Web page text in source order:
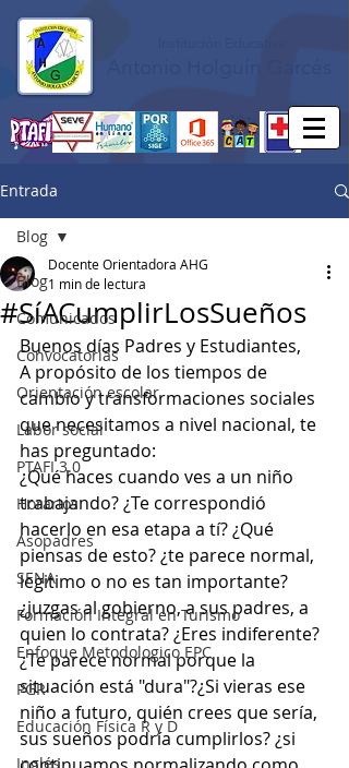
Entrada
Blog
Comunicados
Convocatorias
Orientación escolar
Labor social
PTAFI 3.0
Horarios
Asopadres
SENA
Formación Integral en Turismo
Enfoque Metodologico EPC
PGR
Educación Física R y D
Inglés
Blog
#SíACumplirLosSueños
Docente Orientadora AHG
1 min de lectura
Buenos días Padres y Estudiantes,
A propósito de los tiempos de
cambio y transformaciones sociales
que necesitamos a nivel nacional, te
has preguntado:
¿Qué haces cuando ves a un niño
trabajando? ¿Te correspondió
hacerlo en esa etapa a tí? ¿Qué
piensas de esto? ¿te parece normal,
legitimo o no es tan importante?
¿juzgas al gobierno, a sus padres, a
quien lo contrata? ¿Eres indiferente?
¿Te parece normal porque la
situación está "dura"?¿Si vieras ese
niño a futuro, quién crees que sería,
sus sueños podría cumplirlos? ¿si